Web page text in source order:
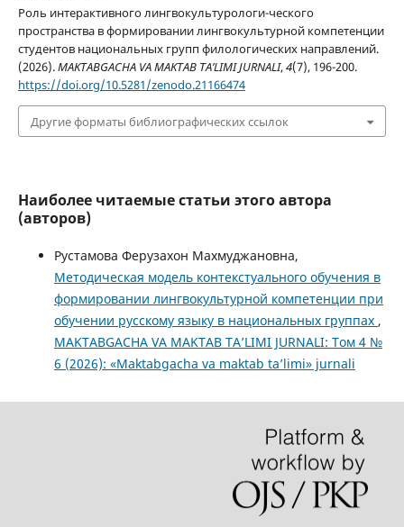
Роль интерактивного лингвокультурологи-ческого
пространства в формировании лингвокультурной компетенции
студентов национальных групп филологических направлений.
(2026).MAKTABGACHA VA MAKTAB TA’LIMI JURNALI,4(7), 196-200.
https://doi.org/10.5281/zenodo.21166474
Другие форматы библиографических ссылок
Наиболее читаемые статьи этого автора
(авторов)
Рустамова Ферузахон Махмуджановна,
Методическая модель контекстуального обучения в
формировании лингвокультурной компетенции при
обучении русскому языку в национальных группах ,
MAKTABGACHA VA MAKTAB TA’LIMI JURNALI: Том 4 №
6 (2026): «Maktabgacha va maktab ta’limi» jurnali